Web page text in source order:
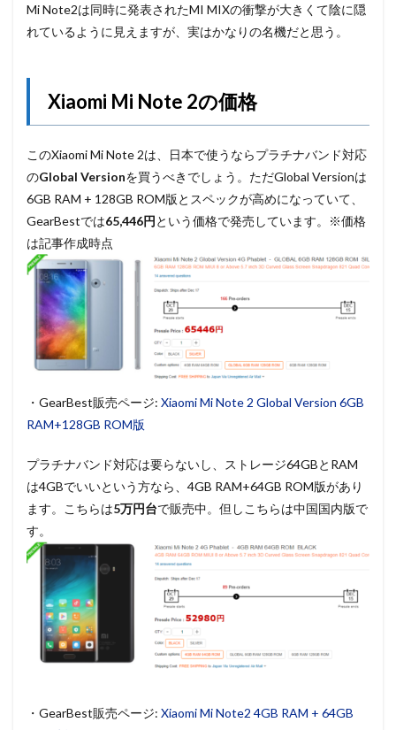
Mi Note2は同時に発表されたMI MIXの衝撃が大きくて陰に隠
れているように見えますが、実はかなりの名機だと思う。
Xiaomi Mi Note 2の価格
このXiaomi Mi Note 2は、日本で使うならプラチナバンド対応
のGlobal Versionを買うべきでしょう。ただGlobal Versionは
6GB RAM + 128GB ROM版とスペックが高めになっていて、
GearBestでは65,446円という価格で発売しています。※価格
は記事作成時点
・GearBest販売ページ: Xiaomi Mi Note 2 Global Version 6GB
RAM+128GB ROM版
プラチナバンド対応は要らないし、ストレージ64GBとRAM
は4GBでいいという方なら、4GB RAM+64GB ROM版があり
ます。こちらは5万円台で販売中。但しこちらは中国国内版で
す。
・GearBest販売ページ: Xiaomi Mi Note2 4GB RAM + 64GB